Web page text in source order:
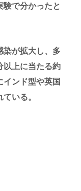
験で分かったと
染が拡大し、多
以上に当たる約
インド型や英国
いる。